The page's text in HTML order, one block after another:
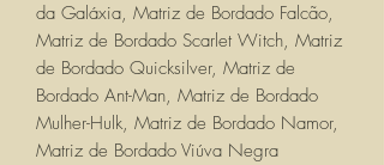
da Galáxia, Matriz de Bordado Falcão,
Matriz de Bordado Scarlet Witch, Matriz
de Bordado Quicksilver, Matriz de
Bordado Ant-Man, Matriz de Bordado
Mulher-Hulk, Matriz de Bordado Namor,
Matriz de Bordado Viúva Negra